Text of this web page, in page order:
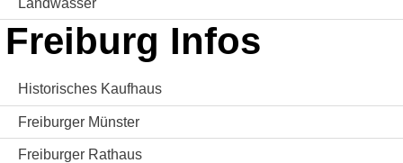
Landwasser
Freiburg Infos
Historisches Kaufhaus
Freiburger Münster
Freiburger Rathaus